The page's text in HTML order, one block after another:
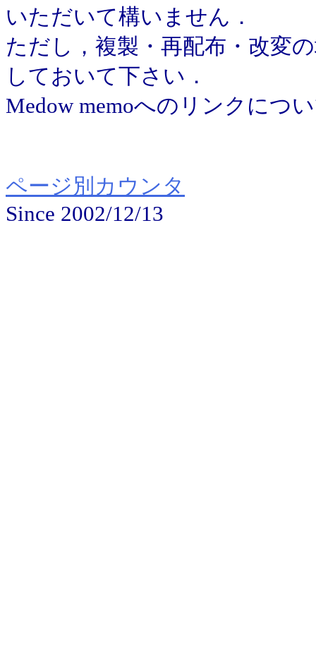
いただいて構いません．
ただし，複製・再配布・改変
しておいて下さい．
Medow memoへのリンクにつ
ページ別カウンタ
Since 2002/12/13